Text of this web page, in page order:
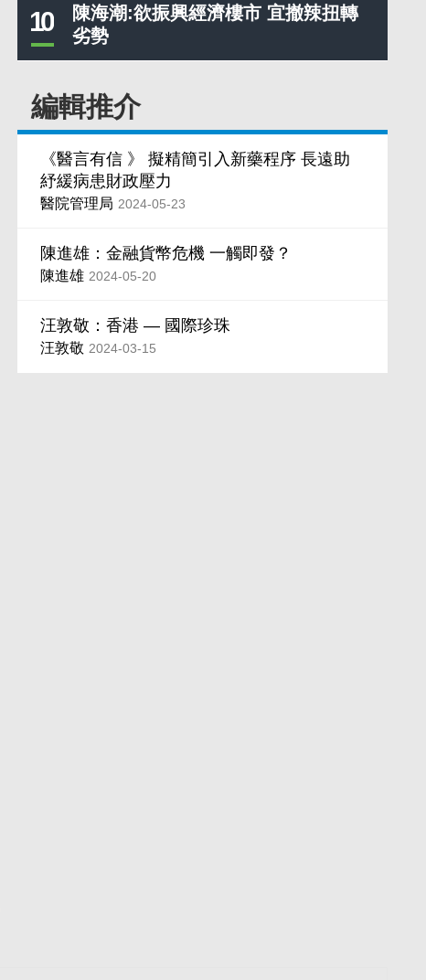
10
陳海潮:欲振興經濟樓市 宜撤辣扭轉
劣勢
編輯推介
《醫言有信 》 擬精簡引入新藥程序 長遠助
紓緩病患財政壓力
醫院管理局 2024-05-23
陳進雄：金融貨幣危機 一觸即發？
陳進雄 2024-05-20
汪敦敬：香港 — 國際珍珠
汪敦敬 2024-03-15